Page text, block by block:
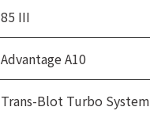
85 III
Advantage A10
Trans-Blot Turbo System